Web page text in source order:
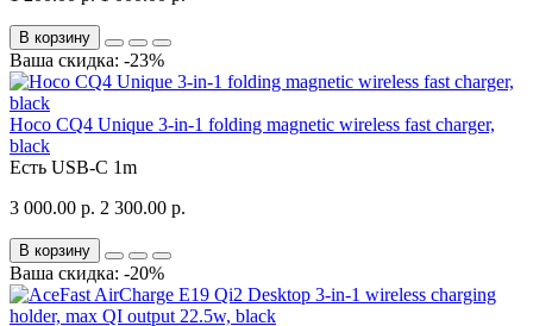
В корзину
Ваша скидка: -23%
Hoco CQ4 Unique 3-in-1 folding magnetic wireless fast charger,
black
Есть USB-C 1m
3 000.00 р. 2 300.00 р.
В корзину
Ваша скидка: -20%